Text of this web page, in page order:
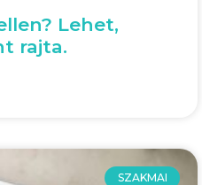
Lehet,
rajta.
SZAKMAI